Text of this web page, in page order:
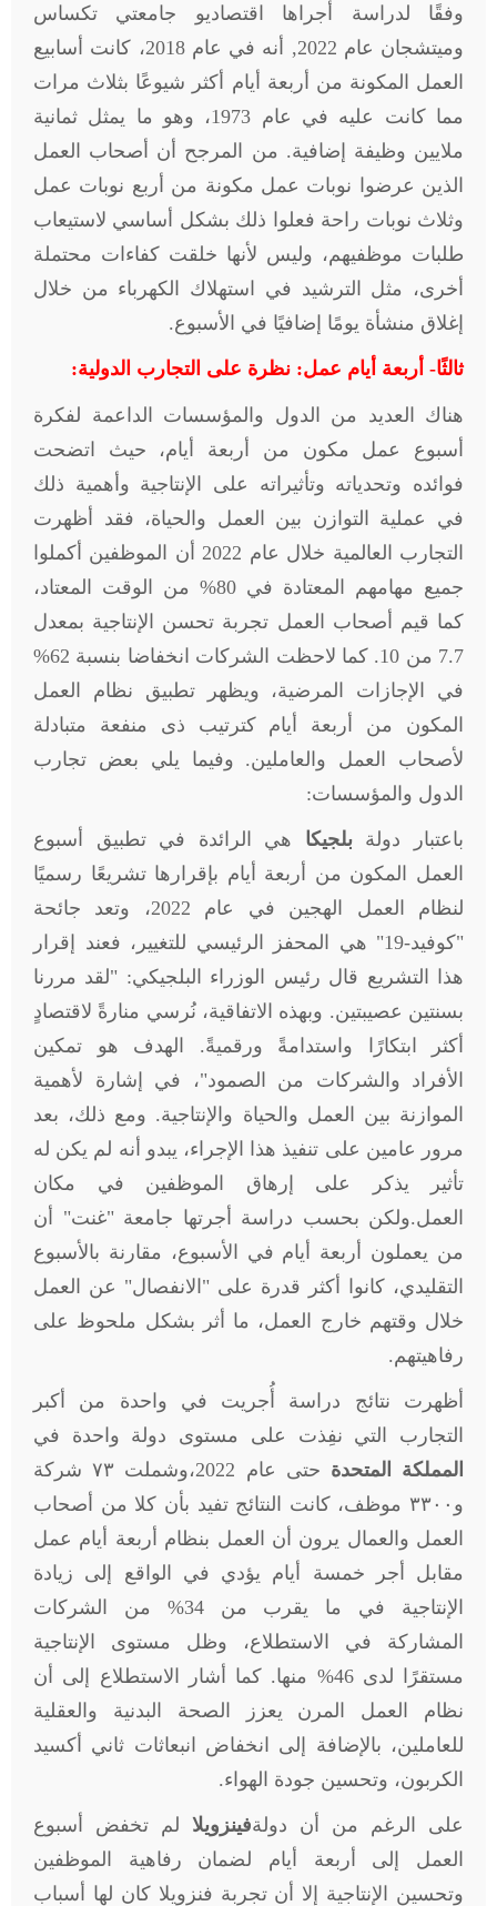
وفقًا لدراسة أجراها اقتصاديو جامعتي تكساس
وميتشجان عام 2022, أنه في عام 2018، كانت أسابيع
العمل المكونة من أربعة أيام أكثر شيوعًا بثلاث مرات
مما كانت عليه في عام 1973، وهو ما يمثل ثمانية
ملايين وظيفة إضافية. من المرجح أن أصحاب العمل
الذين عرضوا نوبات عمل مكونة من أربع نوبات عمل
وثلاث نوبات راحة فعلوا ذلك بشكل أساسي لاستيعاب
طلبات موظفيهم، وليس لأنها خلقت كفاءات محتملة
أخرى، مثل الترشيد في استهلاك الكهرباء من خلال
إغلاق منشأة يومًا إضافيًا في الأسبوع.
ثالثًا- أربعة أيام عمل: نظرة على التجارب الدولية:
هناك العديد من الدول والمؤسسات الداعمة لفكرة
أسبوع عمل مكون من أربعة أيام، حيث اتضحت
فوائده وتحدياته وتأثيراته على الإنتاجية وأهمية ذلك
في عملية التوازن بين العمل والحياة، فقد أظهرت
التجارب العالمية خلال عام 2022 أن الموظفين أكملوا
جميع مهامهم المعتادة في 80% من الوقت المعتاد،
كما قيم أصحاب العمل تجربة تحسن الإنتاجية بمعدل
7.7 من 10. كما لاحظت الشركات انخفاضا بنسبة 62%
في الإجازات المرضية، ويظهر تطبيق نظام العمل
المكون من أربعة أيام كترتيب ذى منفعة متبادلة
لأصحاب العمل والعاملين. وفيما يلي بعض تجارب
الدول والمؤسسات:
باعتبار دولةبلجيكا هي الرائدة في تطبيق أسبوع
العمل المكون من أربعة أيام بإقرارها تشريعًا رسميًا
لنظام العمل الهجين في عام 2022، وتعد جائحة
"كوفيد-19" هي المحفز الرئيسي للتغيير، فعند إقرار
هذا التشريع قال رئيس الوزراء البلجيكي: "لقد مررنا
بسنتين عصيبتين. وبهذه الاتفاقية، نُرسي منارةً لاقتصادٍ
أكثر ابتكارًا واستدامةً ورقميةً. الهدف هو تمكين
الأفراد والشركات من الصمود"، في إشارة لأهمية
الموازنة بين العمل والحياة والإنتاجية. ومع ذلك، بعد
مرور عامين على تنفيذ هذا الإجراء، يبدو أنه لم يكن له
تأثير يذكر على إرهاق الموظفين في مكان
العمل.ولكن بحسب دراسة أجرتها جامعة "غنت" أن
من يعملون أربعة أيام في الأسبوع، مقارنة بالأسبوع
التقليدي، كانوا أكثر قدرة على "الانفصال" عن العمل
خلال وقتهم خارج العمل، ما أثر بشكل ملحوظ على
رفاهيتهم.
أظهرت نتائج دراسة أُجريت في واحدة من أكبر
التجارب التي نفِذت على مستوى دولة واحدة في
المملكة المتحدة
حتى عام 2022،وشملت ٧٣ شركة
و٣٣٠٠ موظف، كانت النتائج تفيد بأن كلا من أصحاب
العمل والعمال يرون أن العمل بنظام أربعة أيام عمل
مقابل أجر خمسة أيام يؤدي في الواقع إلى زيادة
الإنتاجية في ما يقرب من 34% من الشركات
المشاركة في الاستطلاع، وظل مستوى الإنتاجية
مستقرًا لدى 46% منها. كما أشار الاستطلاع إلى أن
نظام العمل المرن يعزز الصحة البدنية والعقلية
للعاملين، بالإضافة إلى انخفاض انبعاثات ثاني أكسيد
الكربون، وتحسين جودة الهواء.
على الرغم من أن دولةفينزويلا لم تخفض أسبوع
العمل إلى أربعة أيام لضمان رفاهية الموظفين
وتحسين الإنتاجية إلا أن تجربة فنزويلا كان لها أسباب